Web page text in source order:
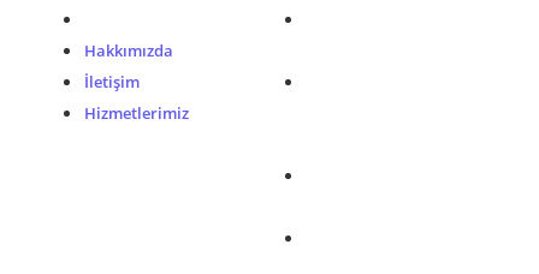
Hakkımızda
İletişim
Hizmetlerimiz